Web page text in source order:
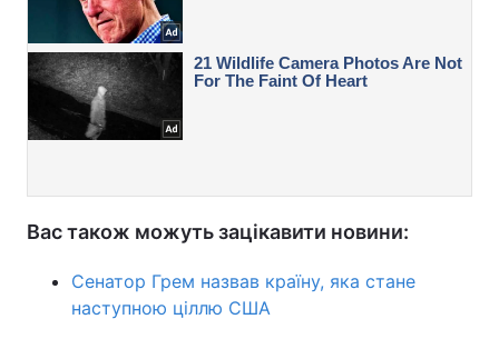
Вас також можуть зацікавити новини:
Сенатор Грем назвав країну, яка стане
наступною ціллю США